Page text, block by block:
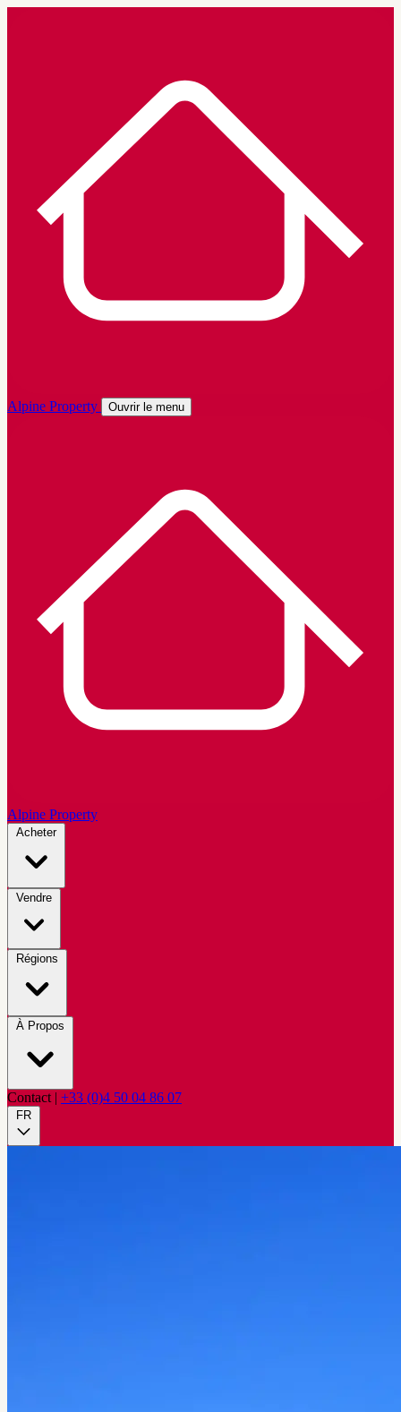
Alpine Property Ouvrir le menu
Alpine Property
Acheter
Vendre
Régions
À Propos
Contact | +33 (0)4 50 04 86 07
FR